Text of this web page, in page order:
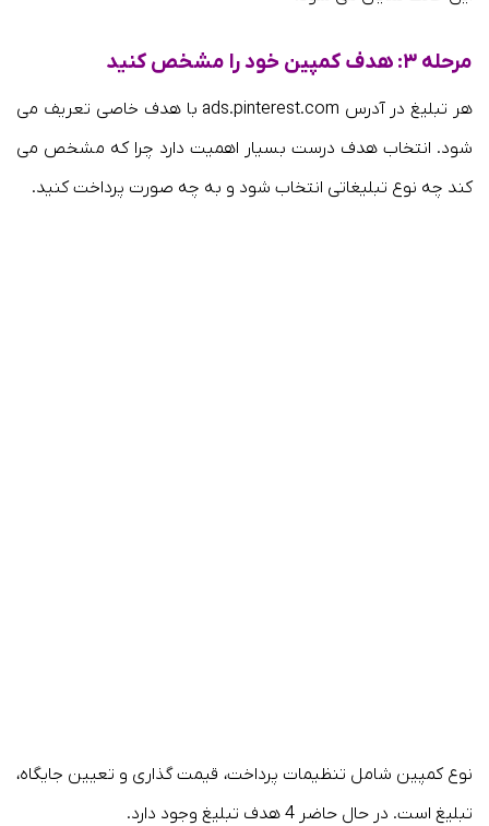
مرحله ۳: هدف کمپین خود را مشخص کنید
هر تبلیغ در آدرس ads.pinterest.com با هدف خاصی تعریف می
شود. انتخاب هدف درست بسیار اهمیت دارد چرا که مشخص می
کند چه نوع تبلیغاتی انتخاب شود و به چه صورت پرداخت کنید.
نوع کمپین شامل تنظیمات پرداخت، قیمت گذاری و تعیین جایگاه،
تبلیغ است. در حال حاضر 4 هدف تبلیغ وجود دارد.